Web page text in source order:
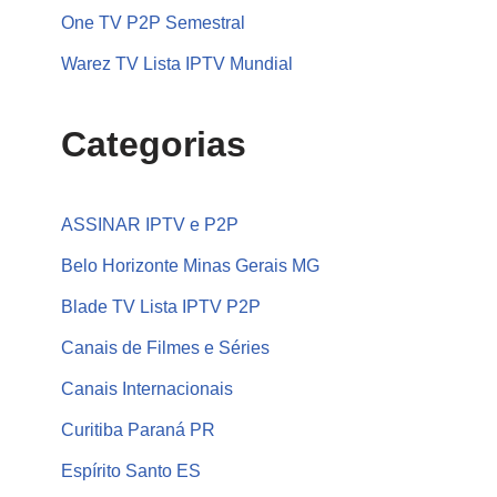
One TV P2P Semestral
Warez TV Lista IPTV Mundial
Categorias
ASSINAR IPTV e P2P
Belo Horizonte Minas Gerais MG
Blade TV Lista IPTV P2P
Canais de Filmes e Séries
Canais Internacionais
Curitiba Paraná PR
Espírito Santo ES